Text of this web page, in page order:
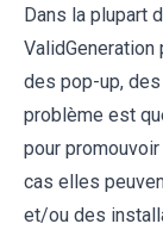
Dans la plupart
des pop-up,
problème est
pour
cas elles
et/ou des